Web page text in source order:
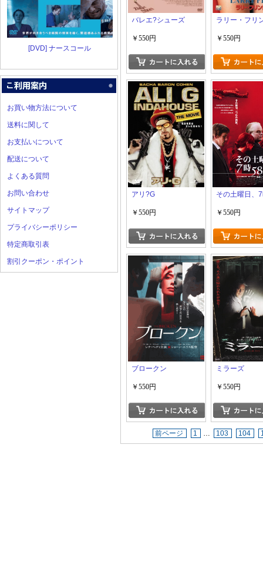
[DVD] ナースコール
お買い物方法について
送料に関して
お支払いについて
配送について
よくある質問
お問い合わせ
サイトマップ
プライバシーポリシー
特定商取引表
割引クーポン・ポイント
バレエ?シューズ
￥550円
ラリー・フリ
￥550円
アリ?G
￥550円
その土曜日、
￥550円
ブロークン
￥550円
ミラーズ
￥550円
前ページ 1 … 103 104